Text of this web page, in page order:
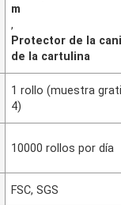
m
,
Protector de la
de la cartulina
1 rollo (muestra
4)
10000 rollos por día
FSC, SGS